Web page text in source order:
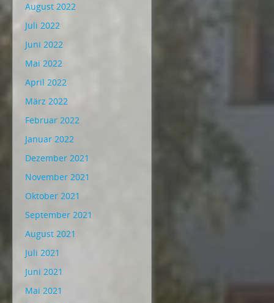
August 2022
Juli 2022
Juni 2022
Mai 2022
April 2022
März 2022
Februar 2022
Januar 2022
Dezember 2021
November 2021
Oktober 2021
September 2021
August 2021
Juli 2021
Juni 2021
Mai 2021